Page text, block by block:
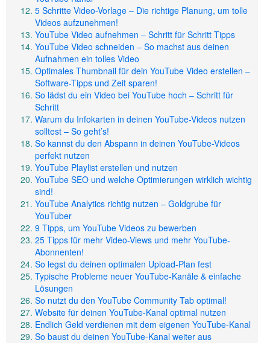
5 Schritte Video-Vorlage – Die richtige Planung, um tolle
Videos aufzunehmen!
YouTube Video aufnehmen – Schritt für Schritt Tipps
YouTube Video schneiden – So machst aus deinen
Aufnahmen ein tolles Video
Optimales Thumbnail für dein YouTube Video erstellen –
Software-Tipps und Zeit sparen!
So lädst du ein Video bei YouTube hoch – Schritt für
Schritt
Warum du Infokarten in deinen YouTube-Videos nutzen
solltest – So geht’s!
So kannst du den Abspann in deinen YouTube-Videos
perfekt nutzen
YouTube Playlist erstellen und nutzen
YouTube SEO und welche Optimierungen wirklich wichtig
sind!
YouTube Analytics richtig nutzen – Goldgrube für
YouTuber
9 Tipps, um YouTube Videos zu bewerben
25 Tipps für mehr Video-Views und mehr YouTube-
Abonnenten!
So legst du deinen optimalen Upload-Plan fest
Typische Probleme neuer YouTube-Kanäle & einfache
Lösungen
So nutzt du den YouTube Community Tab optimal!
Website für deinen YouTube-Kanal optimal nutzen
Endlich Geld verdienen mit dem eigenen YouTube-Kanal
So baust du deinen YouTube-Kanal weiter aus